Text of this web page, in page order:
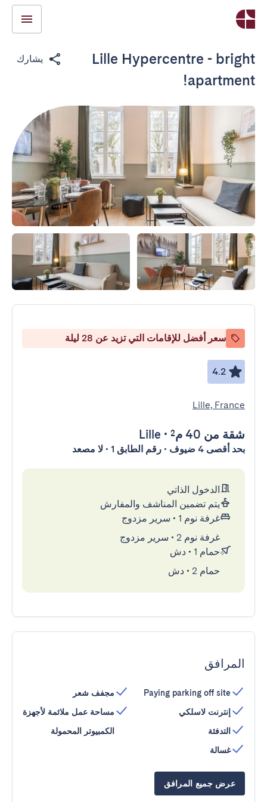
Lille Hypercentre - bright
apartment!
يشارك
سعر أفضل للإقامات التي تزيد عن 28 ليلة
4.2
Lille, France
شقة من 40 م² •
Lille
بحد أقصى 4 ضيوف • رقم الطابق 1 • لا مصعد
الدخول الذاتي
يتم تضمين المناشف والمفارش
غرفة نوم 1
• سرير مزدوج
غرفة نوم 2
• سرير مزدوج
حمام 1
• دش
حمام 2
• دش
المرافق
Paying parking off site
إنترنت لاسلكي
التدفئة
غسالة
مجفف شعر
مساحة عمل ملائمة لأجهزة
الكمبيوتر المحمولة
عرض جميع المرافق